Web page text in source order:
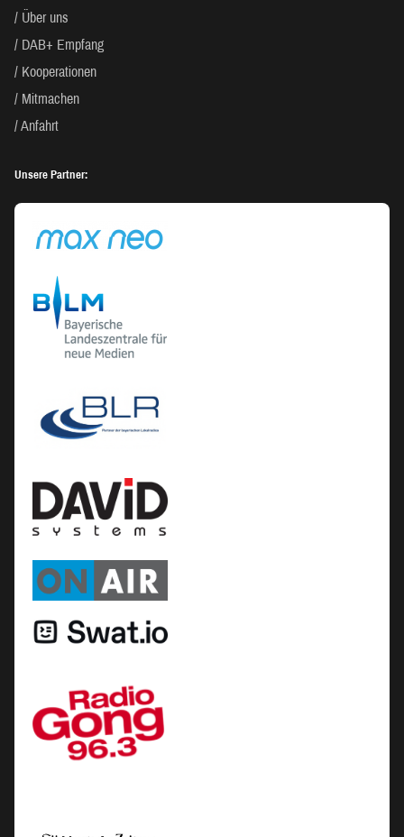
Über uns
DAB+ Empfang
Kooperationen
Mitmachen
Anfahrt
Unsere Partner: